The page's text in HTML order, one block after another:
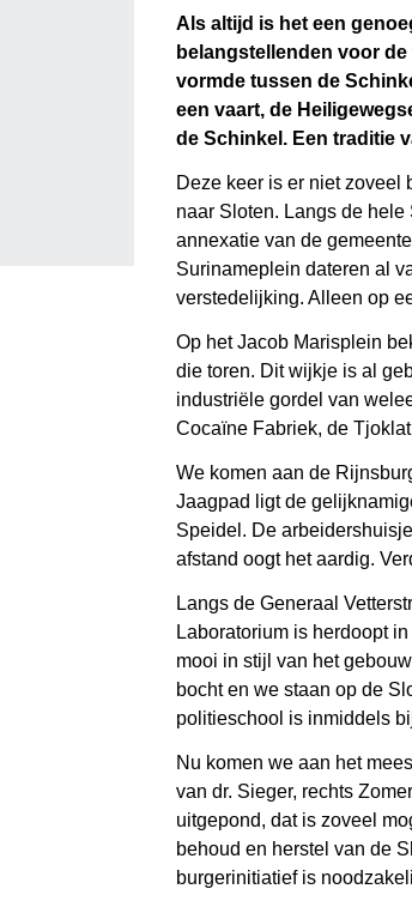
Als altijd is het een
belangstellenden voor
vormde tussen de
een vaart, de
de Schinkel. Een traditie
Deze keer is er niet zoveel
naar Sloten. Langs de
annexatie van de
Surinameplein dateren al
verstedelijking. Alleen op
Op het Jacob Marisplein
die toren. Dit wijkje is al
industriële gordel van
Cocaïne Fabriek, de
We komen aan de
Jaagpad ligt de
Speidel. De
afstand oogt het aardig.
Langs de Generaal
Laboratorium is herdoopt
mooi in stijl van het
bocht en we staan op de
politieschool is inmiddels
Nu komen we aan het
van dr. Sieger, rechts
uitgepond, dat is zoveel
behoud en herstel van de
burgerinitiatief is